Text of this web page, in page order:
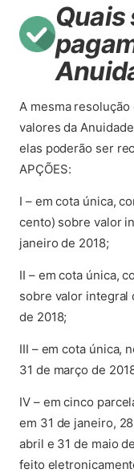
Quais
A mesma
valores da
elas poderão ser
APÇÕES:
I – em cota única,
cento) sobre valor
janeiro de 2018;
II – em cota única,
sobre valor integral
de 2018;
III – em cota única,
31 de março de
IV – em cinco
em 31 de janeiro,
abril e 31 de maio
feito